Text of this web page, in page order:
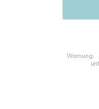
Warnung: